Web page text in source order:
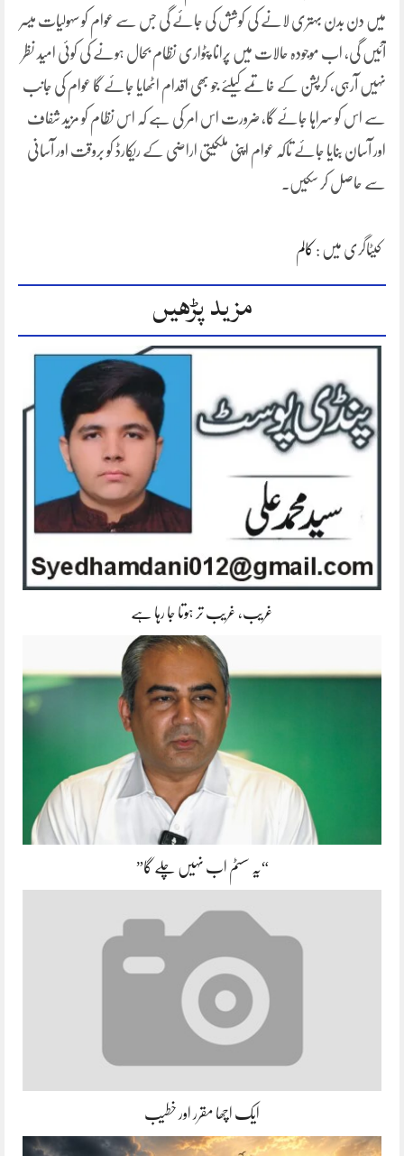
میں دن بدن بہتری لانے کی کوشش کی جائے گی جس سے عوام کو سہولیات میسر
آئیں گی، اب موجودہ حالات میں پرانا پٹواری نظام بحال ہونے کی کوئی امید نظر
نہیں آرہی، کرپشن کے خاتمے کیلئے جو بھی اقدام اٹھایا جائے گا عوام کی جانب
سے اس کو سراہا جائے گا، ضرورت اس امر کی ہے کہ اس نظام کو مزید شفاف
اور آسان بنایا جائے تاکہ عوام اپنی ملکیتی اراضی کے ریکارڈ کو بروقت اور آسانی
سے حاصل کر سکیں۔
کیٹاگری میں : کالم
مزید پڑھیں
غریب، غریب تر ہوتا جا رہا ہے
“یہ سسٹم اب نہیں چلے گا”
ایک اچھا مقرر اور خطیب